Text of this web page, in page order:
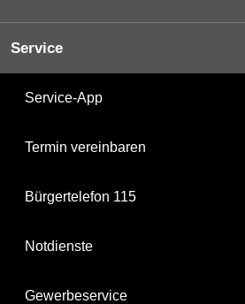
Service
Service-App
Termin vereinbaren
Bürgertelefon 115
Notdienste
Gewerbeservice